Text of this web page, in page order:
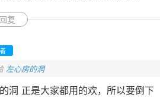
回复
左心房的洞
洞 正是大家都用的欢，所以要倒下